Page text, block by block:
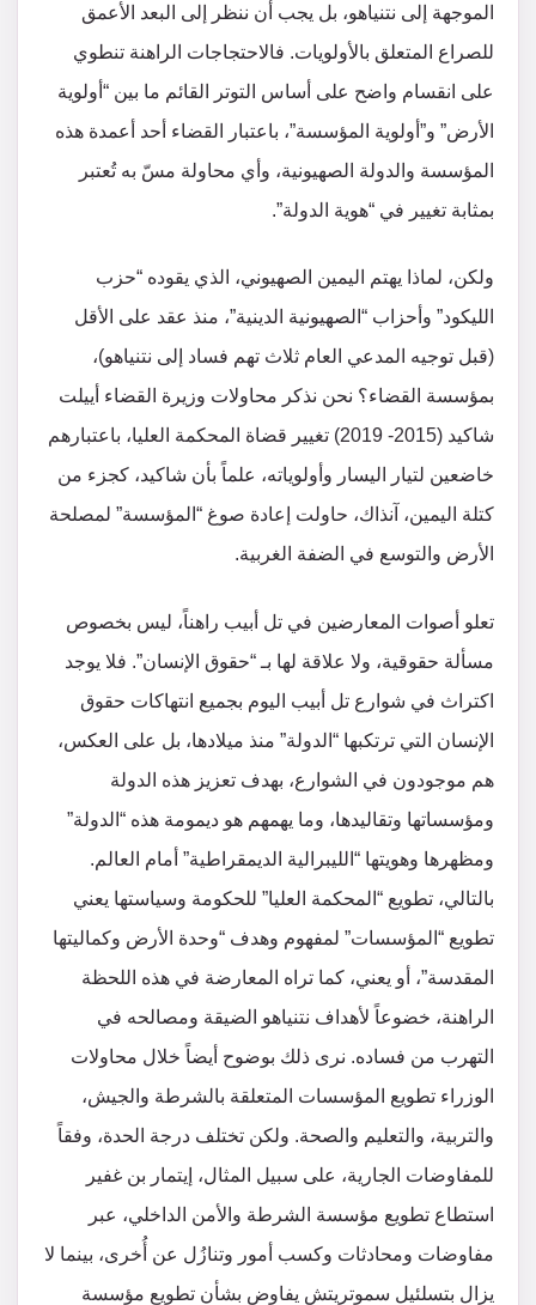
الموجهة إلى نتنياهو، بل يجب أن ننظر إلى البعد الأعمق
للصراع المتعلق بالأولويات. فالاحتجاجات الراهنة تنطوي
على انقسام واضح على أساس التوتر القائم ما بين “أولوية
الأرض” و”أولوية المؤسسة”، باعتبار القضاء أحد أعمدة هذه
المؤسسة والدولة الصهيونية، وأي محاولة مسّ به تُعتبر
بمثابة تغيير في “هوية الدولة”.
ولكن، لماذا يهتم اليمين الصهيوني، الذي يقوده “حزب
الليكود” وأحزاب “الصهيونية الدينية”، منذ عقد على الأقل
(قبل توجيه المدعي العام ثلاث تهم فساد إلى نتنياهو)،
بمؤسسة القضاء؟ نحن نذكر محاولات وزيرة القضاء أييلت
شاكيد (2015- 2019) تغيير قضاة المحكمة العليا، باعتبارهم
خاضعين لتيار اليسار وأولوياته، علماً بأن شاكيد، كجزء من
كتلة اليمين، آنذاك، حاولت إعادة صوغ “المؤسسة” لمصلحة
الأرض والتوسع في الضفة الغربية.
تعلو أصوات المعارضين في تل أبيب راهناً، ليس بخصوص
مسألة حقوقية، ولا علاقة لها بـ “حقوق الإنسان”. فلا يوجد
اكتراث في شوارع تل أبيب اليوم بجميع انتهاكات حقوق
الإنسان التي ترتكبها “الدولة” منذ ميلادها، بل على العكس،
هم موجودون في الشوارع، بهدف تعزيز هذه الدولة
ومؤسساتها وتقاليدها، وما يهمهم هو ديمومة هذه “الدولة”
ومظهرها وهويتها “الليبرالية الديمقراطية” أمام العالم.
بالتالي، تطويع “المحكمة العليا” للحكومة وسياستها يعني
تطويع “المؤسسات” لمفهوم وهدف “وحدة الأرض وكماليتها
المقدسة”، أو يعني، كما تراه المعارضة في هذه اللحظة
الراهنة، خضوعاً لأهداف نتنياهو الضيقة ومصالحه في
التهرب من فساده. نرى ذلك بوضوح أيضاً خلال محاولات
الوزراء تطويع المؤسسات المتعلقة بالشرطة والجيش،
والتربية، والتعليم والصحة. ولكن تختلف درجة الحدة، وفقاً
للمفاوضات الجارية، على سبيل المثال، إيتمار بن غفير
استطاع تطويع مؤسسة الشرطة والأمن الداخلي، عبر
مفاوضات ومحادثات وكسب أمور وتنازُل عن أُخرى، بينما لا
يزال بتسلئيل سموتريتش يفاوض بشأن تطويع مؤسسة